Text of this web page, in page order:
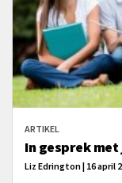
ARTIKEL
In gesprek
Liz Edrington | 16 april